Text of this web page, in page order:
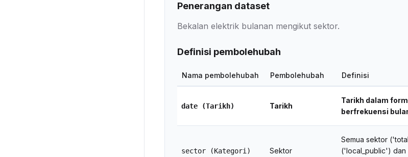
Penerangan dataset
Bekalan elektrik bulanan mengikut sektor.
Definisi pembolehubah
Nama pembolehubah Pembolehubah Definisi
date (Tarikh) Tarikh
Tarikh dalam
berfrekuensi
sector (Kategori) Sektor
Semua sektor
('local_public')